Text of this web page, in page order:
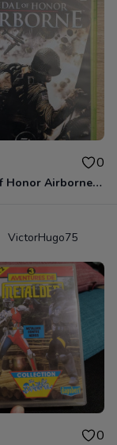
0
Medal Of Honor Airborne Xbox 360
VictorHugo75
0